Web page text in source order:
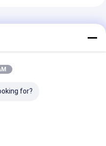
for?